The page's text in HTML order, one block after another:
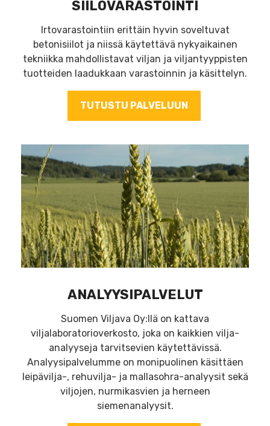
SIILOVARASTOINTI
Irtovarastointiin erittäin hyvin soveltuvat
betonisiilot ja niissä käytettävä nykyaikainen
tekniikka mahdollistavat viljan ja viljantyyppisten
tuotteiden laadukkaan varastoinnin ja käsittelyn.
TUTUSTU PALVELUUN
ANALYYSIPALVELUT
Suomen Viljava Oy:llä on kattava
viljalaboratorioverkosto, joka on kaikkien vilja-
analyyseja tarvitsevien käytettävissä.
Analyysipalvelumme on monipuolinen käsittäen
leipävilja-, rehuvilja- ja mallasohra-analyysit sekä
viljojen, nurmikasvien ja herneen
siemenanalyysit.